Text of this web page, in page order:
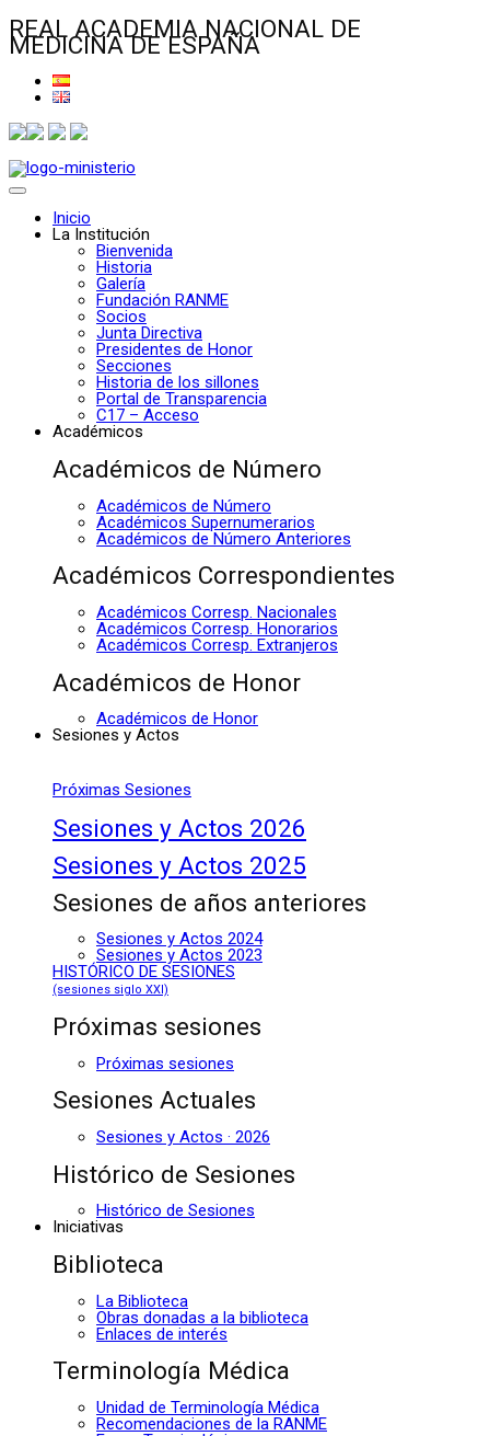
REAL ACADEMIA NACIONAL DE
MEDICINA DE ESPAÑA
Inicio
La Institución
Bienvenida
Historia
Galería
Fundación RANME
Socios
Junta Directiva
Presidentes de Honor
Secciones
Historia de los sillones
Portal de Transparencia
C17 – Acceso
Académicos
Académicos de Número
Académicos de Número
Académicos Supernumerarios
Académicos de Número Anteriores
Académicos Correspondientes
Académicos Corresp. Nacionales
Académicos Corresp. Honorarios
Académicos Corresp. Extranjeros
Académicos de Honor
Académicos de Honor
Sesiones y Actos
Próximas Sesiones
Sesiones y Actos 2026
Sesiones y Actos 2025
Sesiones de años anteriores
Sesiones y Actos 2024
Sesiones y Actos 2023
HISTÓRICO DE SESIONES
(sesiones siglo XXI)
Próximas sesiones
Próximas sesiones
Sesiones Actuales
Sesiones y Actos · 2026
Histórico de Sesiones
Histórico de Sesiones
Iniciativas
Biblioteca
La Biblioteca
Obras donadas a la biblioteca
Enlaces de interés
Terminología Médica
Unidad de Terminología Médica
Recomendaciones de la RANME